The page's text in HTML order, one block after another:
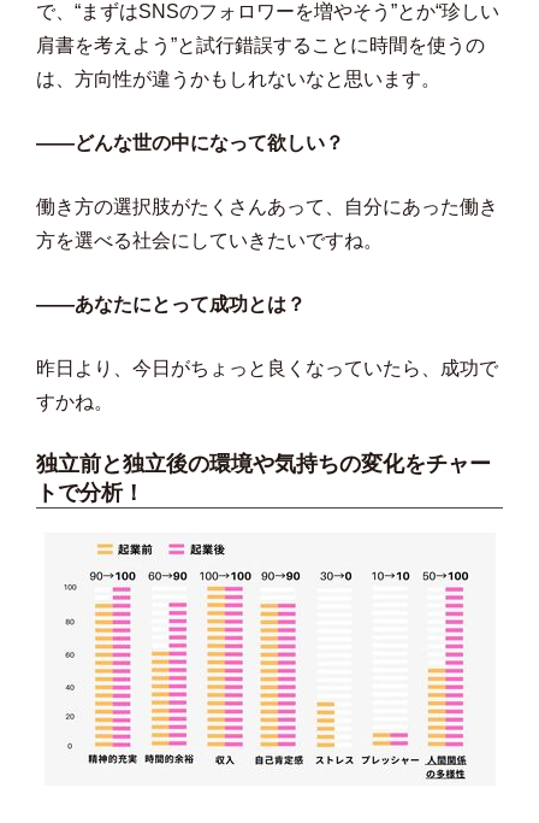
で、“まずはSNSのフォロワーを増やそう”とか“珍しい
肩書を考えよう”と試行錯誤することに時間を使うの
は、方向性が違うかもしれないなと思います。
――どんな世の中になって欲しい？
働き方の選択肢がたくさんあって、自分にあった働き
方を選べる社会にしていきたいですね。
――あなたにとって成功とは？
昨日より、今日がちょっと良くなっていたら、成功で
すかね。
独立前と独立後の環境や気持ちの変化をチャー
トで分析！